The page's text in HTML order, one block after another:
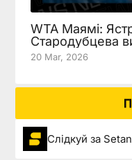
WTA Маямі:
Стародубцева
20 Mar, 2026
Слідкуй за